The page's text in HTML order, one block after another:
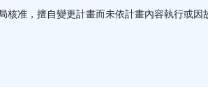
准，擅自變更計畫而未依計畫內容執行或因